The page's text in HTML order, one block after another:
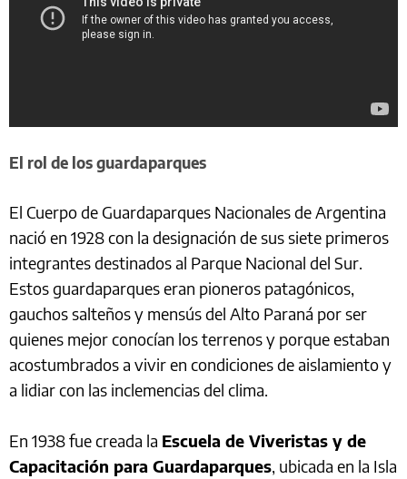
El rol de los guardaparques
El Cuerpo de Guardaparques Nacionales de Argentina
nació en 1928 con la designación de sus siete primeros
integrantes destinados al Parque Nacional del Sur.
Estos guardaparques eran pioneros patagónicos,
gauchos salteños y mensús del Alto Paraná por ser
quienes mejor conocían los terrenos y porque estaban
acostumbrados a vivir en condiciones de aislamiento y
a lidiar con las inclemencias del clima.
En 1938 fue creada la Escuela de Viveristas y de
Capacitación para Guardaparques, ubicada en la Isla